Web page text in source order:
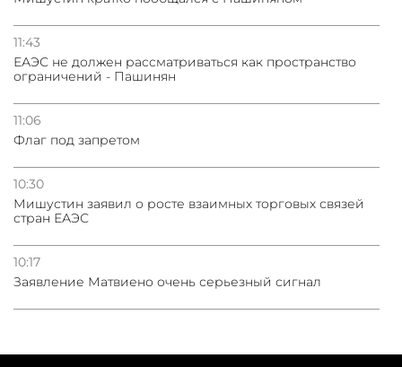
11:43
ЕАЭС не должен рассматриваться как пространство
ограничений - Пашинян
11:06
Флаг под запретом
10:30
Мишустин заявил о росте взаимных торговых связей
стран ЕАЭС
10:17
Заявление Матвиено очень серьезный сигнал